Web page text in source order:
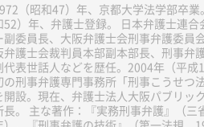
（昭和47）年、京都大学法学部卒業
52）年、弁護士登録。 日本弁護士連合
副委員長、大阪弁護士会刑事弁護委員
弁護士会裁判員本部副本部長、刑事弁
代表世話人などを歴任。2004年（平成
の刑事弁護専門事務所「刑事こうせつ
開設。現在、弁護士法人大阪パブリッ
長。 主な著作：『実務刑事弁護』（三